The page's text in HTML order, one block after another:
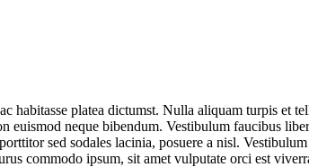
habitasse platea dictumst. Nulla aliquam turpis et
neque bibendum. Vestibulum faucibus
sed sodales lacinia, posuere a nisl.
commodo ipsum, sit amet vulputate orci est